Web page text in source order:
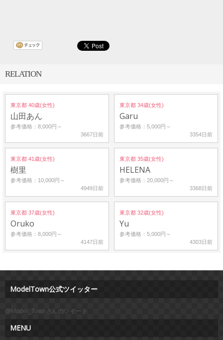
RELATION
東京都 40歳(女性)
山田あん
参考価格：8,000円～
3667日前
東京都 34歳(女性)
Garu
参考価格：5,000円～
3354日前
東京都 41歳(女性)
樹里
参考価格：10,000円～
4949日前
東京都 35歳(女性)
HELENA
参考価格：20,000円～
3368日前
東京都 37歳(女性)
Oruko
参考価格：8,000円～
4147日前
東京都 32歳(女性)
Yu
参考価格：5,000円～
4303日前
ModelTown公式ツイッター
@Model_Townさんのツイート
MENU